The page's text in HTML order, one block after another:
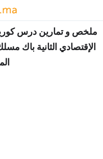
ملخص و تمارين درس كوريا
الإقتصادي الثانية باك